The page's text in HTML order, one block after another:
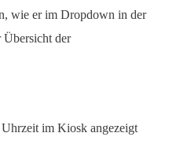
wie er im Dropdown in der
der
im Kiosk angezeigt